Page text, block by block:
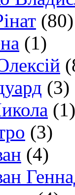
(80)
(1)
(3)
(1)
(3)
(4)